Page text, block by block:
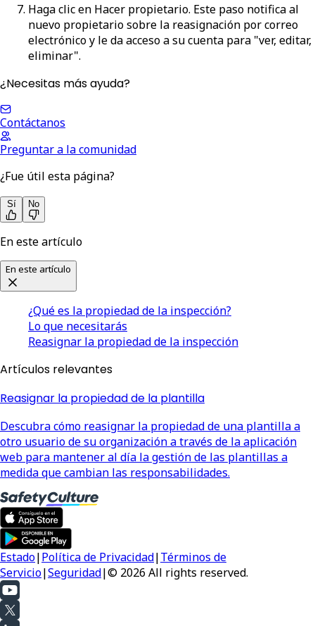
Haga clic en Hacer propietario. Este paso notifica al
nuevo propietario sobre la reasignación por correo
electrónico y le da acceso a su cuenta para "ver, editar,
eliminar".
¿Necesitas más ayuda?
Contáctanos
Preguntar a la comunidad
¿Fue útil esta página?
Sí No
En este artículo
En este artículo
¿Qué es la propiedad de la inspección?
Lo que necesitarás
Reasignar la propiedad de la inspección
Artículos relevantes
Reasignar la propiedad de la plantilla
Descubra cómo reasignar la propiedad de una plantilla a
otro usuario de su organización a través de la aplicación
web para mantener al día la gestión de las plantillas a
medida que cambian las responsabilidades.
Estado|Política de Privacidad|Términos de
Servicio|Seguridad|© 2026 All rights reserved.